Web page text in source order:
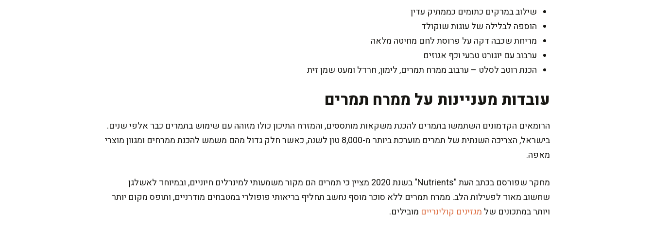
שילוב במרקים כתומים כממתיק עדין
הוספה לבלילה של עוגות שוקולד
מריחת שכבה דקה על פרוסת לחם מחיטה מלאה
ערבוב עם יוגורט טבעי וכף אגוזים
הכנת רוטב לסלט – ערבוב ממרח תמרים, לימון, חרדל ומעט שמן זית
עובדות מעניינות על ממרח תמרים
הרומאים הקדמונים השתמשו בתמרים להכנת משקאות מותססים, והמזרח התיכון כולו מזוהה עם שימוש בתמרים כבר אלפי שנים.
בישראל, הצריכה השנתית של תמרים מוערכת ביותר מ-8,000 טון לשנה, כאשר חלק גדול מהם משמש להכנת ממרחים ומגוון מוצרי
מאפה.
מחקר שפורסם בכתב העת "Nutrients" בשנת 2020 מציין כי תמרים הם מקור משמעותי למינרלים חיוניים, ובמיוחד לאשלגן
שחשוב מאוד לפעילות הלב. ממרח תמרים ללא סוכר מוסף נחשב תחליף בריאותי פופולרי במטבחים מודרניים, ותופס מקום יותר
ויותר במתכונים של מגזינים קולינריים מובילים.